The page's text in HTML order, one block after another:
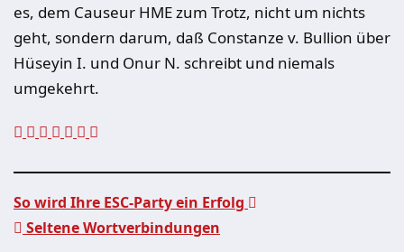
es, dem Causeur HME zum Trotz, nicht um nichts
geht, sondern darum, daß Constanze v. Bullion über
Hüseyin I. und Onur N. schreibt und niemals
umgekehrt.
So wird Ihre ESC-Party ein Erfolg
Seltene Wortverbindungen